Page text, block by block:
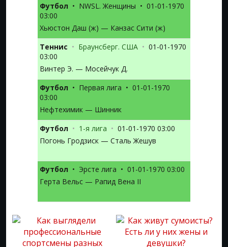
Футбол • NWSL. Женщины • 01-01-1970
03:00
Хьюстон Даш (ж) — Канзас Сити (ж)
Теннис • Браунсберг. США • 01-01-1970
03:00
Винтер Э. — Мосейчук Д.
Футбол • Первая лига • 01-01-1970
03:00
Нефтехимик — Шинник
Футбол • 1-я лига • 01-01-1970 03:00
Погонь Гродзиск — Сталь Жешув
Футбол • Эрсте лига • 01-01-1970 03:00
Герта Вельс — Рапид Вена II